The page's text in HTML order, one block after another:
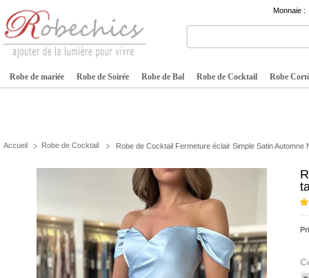
Monnaie :
Robe de mariée Robe de Soirée Robe de Bal Robe de Cocktail Robe
Accueil Robe de Cocktail Robe de Cocktail Fermeture éclair Simple Satin Automne